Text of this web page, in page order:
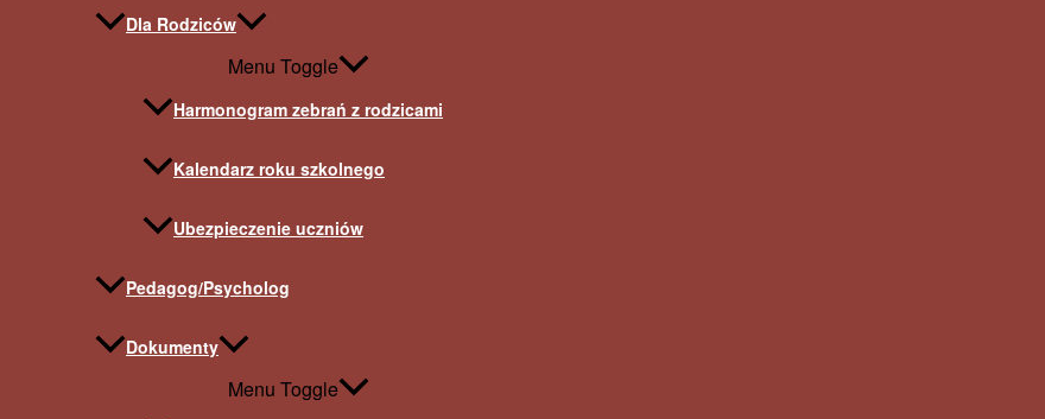
Dla Rodziców
Menu Toggle
Harmonogram zebrań z rodzicami
Kalendarz roku szkolnego
Ubezpieczenie uczniów
Pedagog/Psycholog
Dokumenty
Menu Toggle